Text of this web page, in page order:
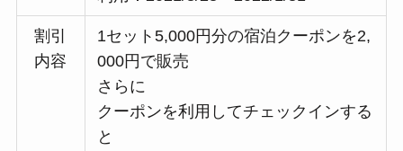
割引
内容
1セット5,000円分の宿泊クーポンを2,
000円で販売
さらに
クーポンを利用してチェックインする
と